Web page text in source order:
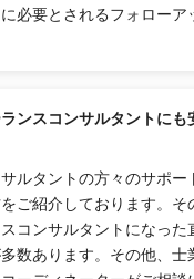
必要とされるフォローア
ンスコンサルタントにも
ルタントの方々のサポー
ご紹介しております。そ
コンサルタントになった
数あります。その他、士